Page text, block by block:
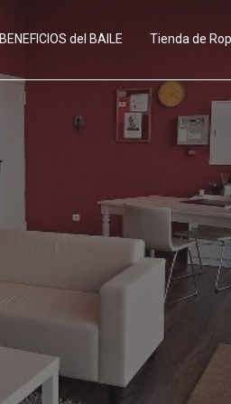
BENEFICIOS del BAILE Tienda de